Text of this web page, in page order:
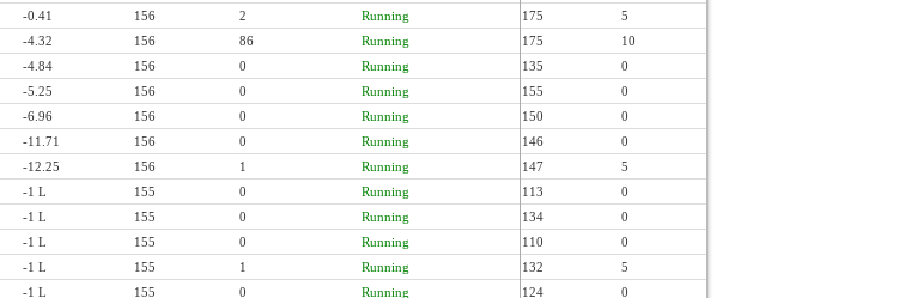
-0.41 156 2 Running 175
5
-4.32 156 86 Running 175
10
-4.84 156 0 Running 135
0
-5.25 156 0 Running 155
0
-6.96 156 0 Running 150
0
-11.71 156 0 Running 146
0
-12.25 156 1 Running 147
5
-1 L 155 0 Running 113
0
-1 L 155 0 Running 134
0
-1 L 155 0 Running 110
0
-1 L 155 1 Running 132
5
-1 L 155 0 Running 124
0